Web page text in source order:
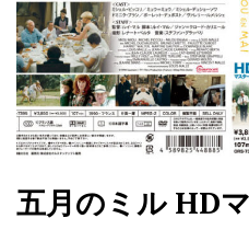
五月のミル HD